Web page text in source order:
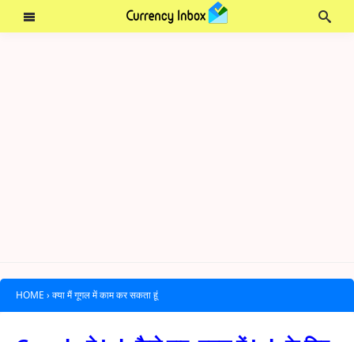
HOME › क्या मैं गूगल में काम कर सकता हूं